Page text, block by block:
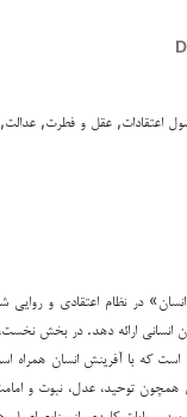
اعتقادات, عقل و فطرت, عدالت,
در نظام اعتقادی و
انسانی ارائه دهد. در بخش
که با آفرینش انسان همراه
همچون توحید، عدل، نبوت و